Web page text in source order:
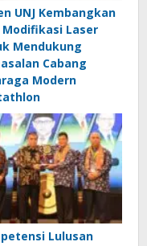
UNJ Kembangkan
Laser
Mendukung
Cabang
Modern
Lulusan